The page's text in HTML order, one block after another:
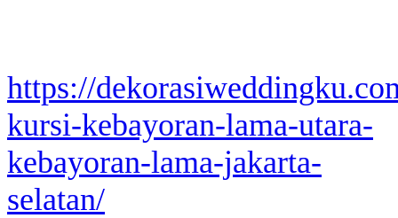
https://
kursi-kebayoran-lama-utara-
kebayoran-lama-jakarta-
selatan/